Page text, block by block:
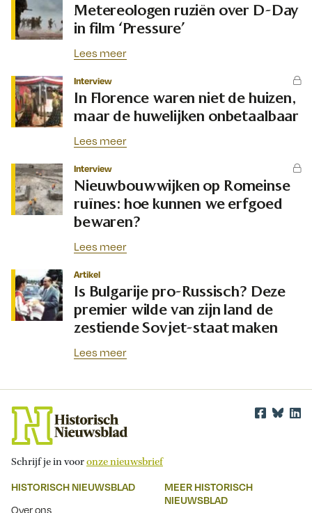
Metereologen ruziën over D-Day
in film ‘Pressure’
Lees meer
Interview
In Florence waren niet de huizen,
maar de huwelijken onbetaalbaar
Lees meer
Interview
Nieuwbouwwijken op Romeinse
ruïnes: hoe kunnen we erfgoed
bewaren?
Lees meer
Artikel
Is Bulgarije pro-Russisch? Deze
premier wilde van zijn land de
zestiende Sovjet-staat maken
Lees meer
Schrijf je in vooronze nieuwsbrief
HISTORISCH NIEUWSBLAD
Over ons
MEER HISTORISCH
NIEUWSBLAD